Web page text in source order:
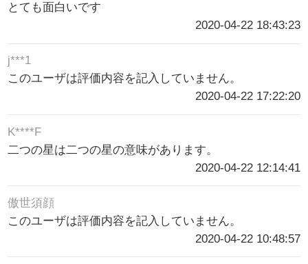
とても面白いです
2020-04-22 18:43:23
j***1
このユーザは評価内容を記入していません。
2020-04-22 17:22:20
K****F
二つの星は二つの星の意味があります。
2020-04-22 12:14:41
傲世須顔
このユーザは評価内容を記入していません。
2020-04-22 10:48:57